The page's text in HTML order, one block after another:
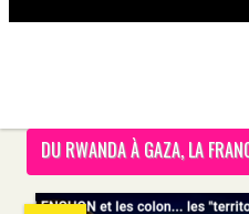
DU RWANDA À GAZA, LA